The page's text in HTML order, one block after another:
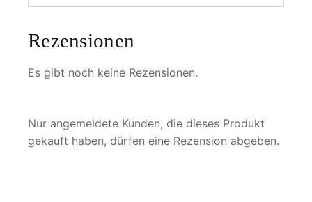
Rezensionen
Es gibt noch keine Rezensionen.
Nur angemeldete Kunden, die dieses Produkt
gekauft haben, dürfen eine Rezension abgeben.